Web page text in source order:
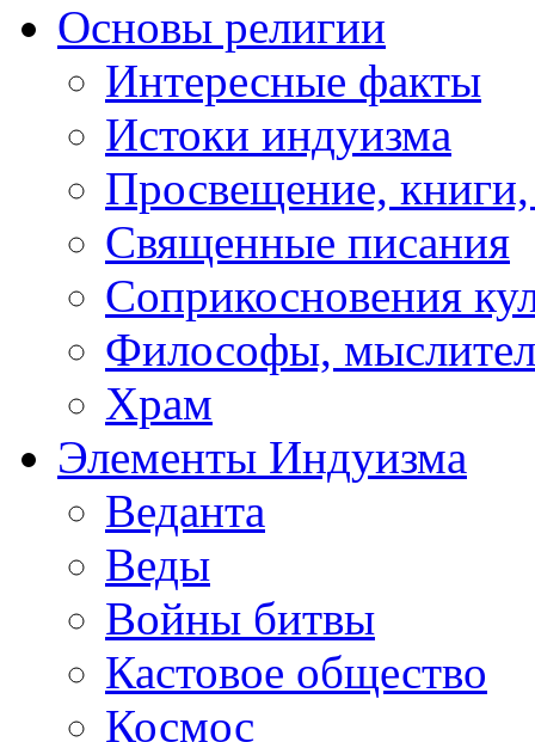
Основы религии
Интересные факты
Истоки индуизма
Просвещение, книги,
Священные писания
Соприкосновения
Философы,
Храм
Элементы Индуизма
Веданта
Веды
Войны битвы
Кастовое общество
Космос